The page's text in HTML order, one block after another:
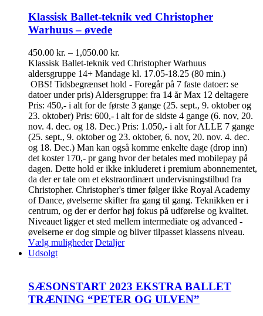
Klassisk Ballet-teknik ved Christopher
Warhuus – øvede
450.00 kr. – 1,050.00 kr.
450.00 kr.
til
1,050.00 kr.
Klassisk Ballet-teknik ved Christopher Warhuus
aldersgruppe 14+ Mandage kl. 17.05-18.25 (80 min.)
OBS! Tidsbegrænset hold - Foregår på 7 faste datoer: se
datoer under pris) Aldersgruppe: fra 14 år Max 12 deltagere
Pris: 450,- i alt for de første 3 gange (25. sept., 9. oktober og
23. oktober) Pris: 600,- i alt for de sidste 4 gange (6. nov, 20.
nov. 4. dec. og 18. Dec.) Pris: 1.050,- i alt for ALLE 7 gange
(25. sept., 9. oktober og 23. oktober, 6. nov, 20. nov. 4. dec.
og 18. Dec.) Man kan også komme enkelte dage (drop inn)
det koster 170,- pr gang hvor der betales med mobilepay på
dagen. Dette hold er ikke inkluderet i premium abonnementet,
da der er tale om et ekstraordinært undervisningstilbud fra
Christopher. Christopher's timer følger ikke Royal Academy
of Dance, øvelserne skifter fra gang til gang. Teknikken er i
centrum, og der er derfor høj fokus på udførelse og kvalitet.
Niveauet ligger et sted mellem intermediate og advanced -
øvelserne er dog simple og bliver tilpasset klassens niveau.
Vælg muligheder Dette
varianter.
Mulighederne
kan
Detaljer
Udsolgt
SÆSONSTART 2023 EKSTRA BALLET
TRÆNING “PETER OG ULVEN”